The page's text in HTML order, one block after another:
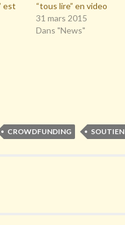
est
“tous lire” en video
31 mars 2015
Dans "News"
CROWDFUNDING SOUTIEN